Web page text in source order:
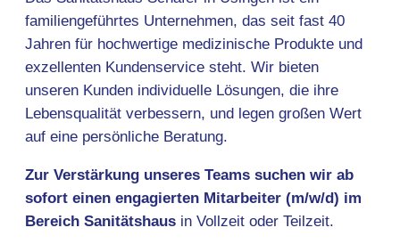
familiengeführtes Unternehmen, das seit fast 40
Jahren für hochwertige medizinische Produkte und
exzellenten Kundenservice steht. Wir bieten
unseren Kunden individuelle Lösungen, die ihre
Lebensqualität verbessern, und legen großen Wert
auf eine persönliche Beratung.
Zur Verstärkung unseres Teams suchen wir ab
sofort einen engagierten Mitarbeiter (m/w/d) im
Bereich Sanitätshaus in Vollzeit oder Teilzeit.